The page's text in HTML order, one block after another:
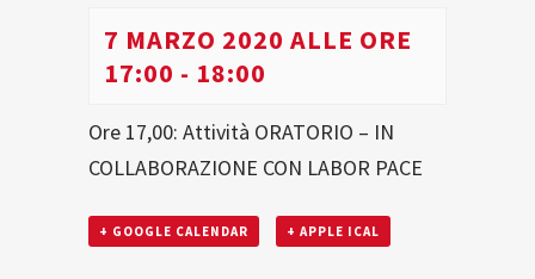
7 MARZO 2020 ALLE ORE
17:00 - 18:00
Ore 17,00: Attività ORATORIO – IN
COLLABORAZIONE CON LABOR PACE
+ GOOGLE CALENDAR + APPLE ICAL